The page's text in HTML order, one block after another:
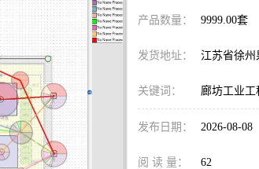
产品数量： 9999.00套
发货地址： 江苏省徐州
关键词： 廊坊工业工
发布日期： 2026-08-08
阅 读 量： 62